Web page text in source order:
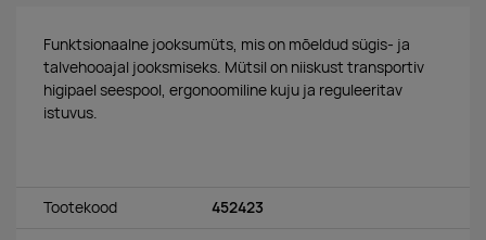
Funktsionaalne jooksumüts, mis on mõeldud sügis- ja
talvehooajal jooksmiseks. Mütsil on niiskust transportiv
higipael seespool, ergonoomiline kuju ja reguleeritav
istuvus.
Tootekood 452423